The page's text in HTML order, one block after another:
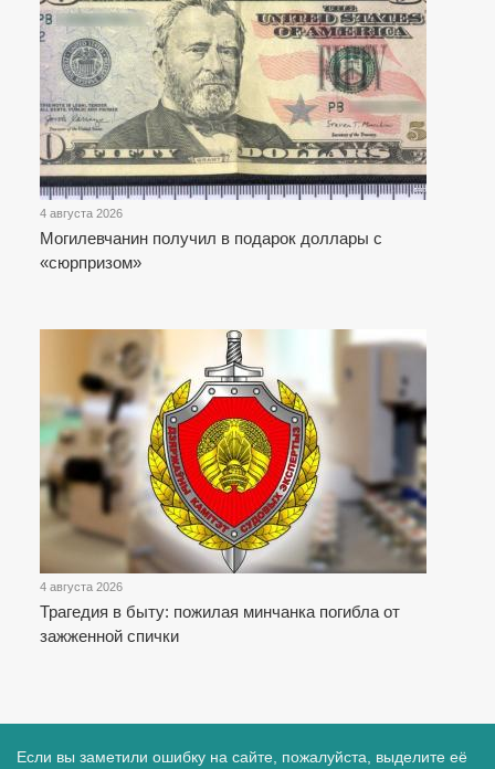
4 августа 2026
Могилевчанин получил в подарок доллары с
«сюрпризом»
4 августа 2026
Трагедия в быту: пожилая минчанка погибла от
зажженной спички
Если вы заметили ошибку на сайте, пожалуйста, выделите её